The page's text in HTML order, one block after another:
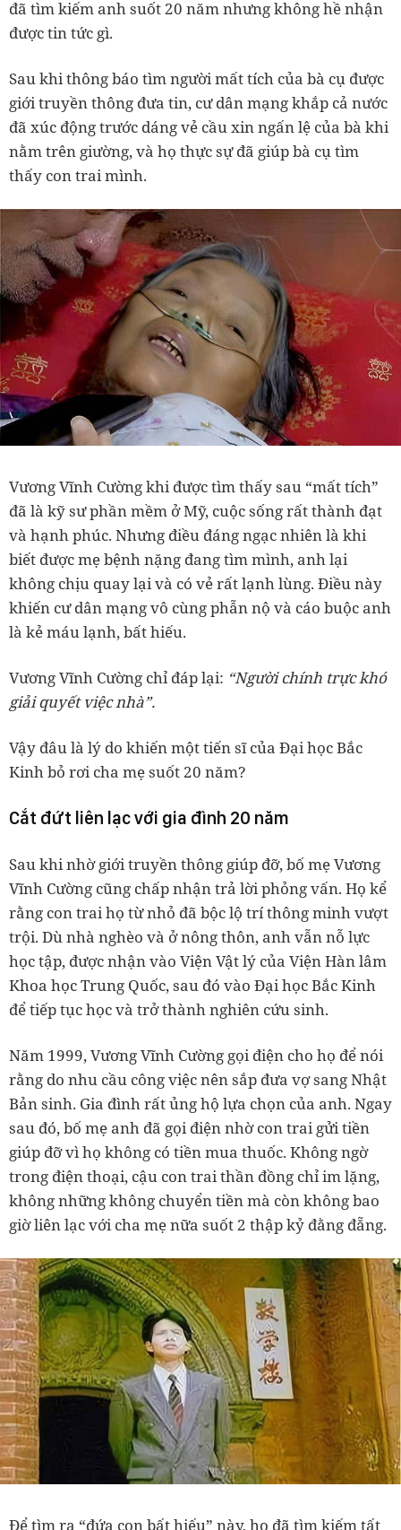
đã tìm kiếm anh suốt 20 năm nhưng không hề nhận
được tin tức gì.
Sau khi thông báo tìm người mất tích của bà cụ được
giới truyền thông đưa tin, cư dân mạng khắp cả nước
đã xúc động trước dáng vẻ cầu xin ngấn lệ của bà khi
nằm trên giường, và họ thực sự đã giúp bà cụ tìm
thấy con trai mình.
Vương Vĩnh Cường khi được tìm thấy sau “mất tích”
đã là kỹ sư phần mềm ở Mỹ, cuộc sống rất thành đạt
và hạnh phúc. Nhưng điều đáng ngạc nhiên là khi
biết được mẹ bệnh nặng đang tìm mình, anh lại
không chịu quay lại và có vẻ rất lạnh lùng. Điều này
khiến cư dân mạng vô cùng phẫn nộ và cáo buộc anh
là kẻ máu lạnh, bất hiếu.
Vương Vĩnh Cường chỉ đáp lại: “Người chính trực khó
giải quyết việc nhà”.
Vậy đâu là lý do khiến một tiến sĩ của Đại học Bắc
Kinh bỏ rơi cha mẹ suốt 20 năm?
Cắt đứt liên lạc với gia đình 20 năm
Sau khi nhờ giới truyền thông giúp đỡ, bố mẹ Vương
Vĩnh Cường cũng chấp nhận trả lời phỏng vấn. Họ kể
rằng con trai họ từ nhỏ đã bộc lộ trí thông minh vượt
trội. Dù nhà nghèo và ở nông thôn, anh vẫn nỗ lực
học tập, được nhận vào Viện Vật lý của Viện Hàn lâm
Khoa học Trung Quốc, sau đó vào Đại học Bắc Kinh
để tiếp tục học và trở thành nghiên cứu sinh.
Năm 1999, Vương Vĩnh Cường gọi điện cho họ để nói
rằng do nhu cầu công việc nên sắp đưa vợ sang Nhật
Bản sinh. Gia đình rất ủng hộ lựa chọn của anh. Ngay
sau đó, bố mẹ anh đã gọi điện nhờ con trai gửi tiền
giúp đỡ vì họ không có tiền mua thuốc. Không ngờ
trong điện thoại, cậu con trai thần đồng chỉ im lặng,
không những không chuyển tiền mà còn không bao
giờ liên lạc với cha mẹ nữa suốt 2 thập kỷ đằng đẵng.
Để tìm ra “đứa con bất hiếu” này, họ đã tìm kiếm tất